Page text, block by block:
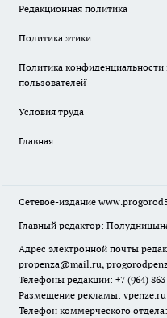
Редакционная политика
Политика этики
Политика
пользователей̆
Условия труда
Главная
Сетевое-издание
Главный редактор:
Адрес электронной почты
propenza@mail.ru,
Телефоны редакции: +7 (964) 863
Размещение рекламы:
Телефон коммерческого отдела: